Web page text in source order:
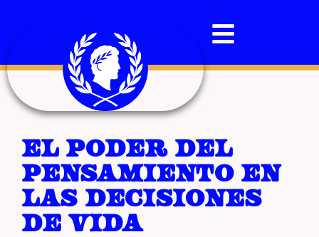
El poder del
pensamiento en
las decisiones
de vida